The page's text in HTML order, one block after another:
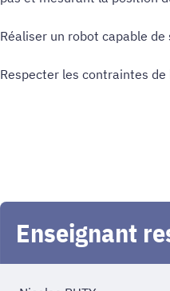
Réaliser un robot capable
Respecter les contraintes
Enseignant